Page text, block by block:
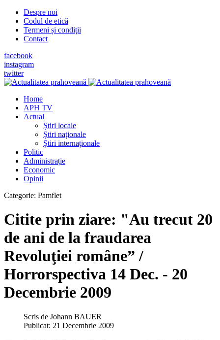
Despre noi
Codul de etică
Termeni și condiții
Contact
facebook
instagram
twitter
Home
APH TV
Actual
Știri locale
Știri naționale
Știri internaționale
Politic
Administrație
Economic
Opinii
Categorie: Pamflet
Citite prin ziare: "Au trecut 20
de ani de la fraudarea
Revoluţiei române” /
Horrorspectiva 14 Dec. - 20
Decembrie 2009
Scris de Johann BAUER
Publicat: 21 Decembrie 2009